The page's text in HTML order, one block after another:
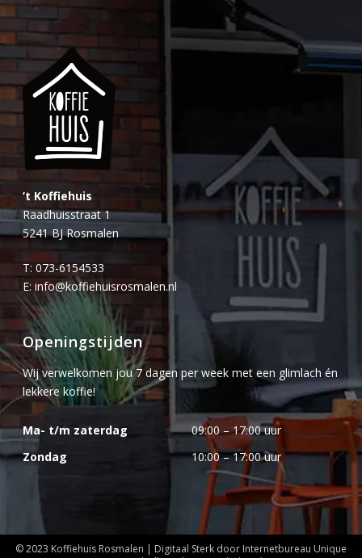
’t Koffiehuis
Raadhuisstraat 1
5241 BJ Rosmalen
T:073-6154533
E:info@koffiehuisrosmalen.nl
Openingstijden
Wij verwelkomen jou 7 dagen per week met een glimlach én
lekkere koffie!
Ma- t/m zaterdag
09:00 – 17:00 uur
Zondag
10:00 – 17:00 uur
© 2023 Koffiehuis Rosmalen | Digitaal Sterk door Internetbureau Unique